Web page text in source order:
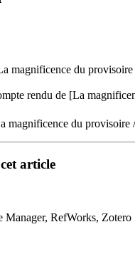
magnificence du
rendu de [La
magnificence du provisoire
article
Manager, RefWorks, Zotero